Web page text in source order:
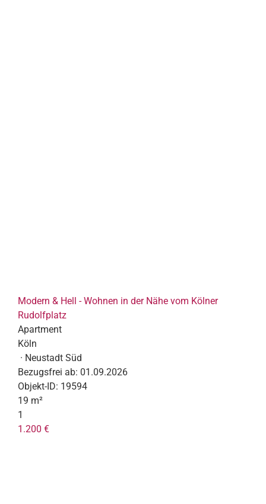
Modern & Hell - Wohnen in der Nähe vom Kölner
Rudolfplatz
Apartment
Köln
· Neustadt Süd
Bezugsfrei ab: 01.09.2026
Objekt-ID: 19594
19 m²
1
1.200 €